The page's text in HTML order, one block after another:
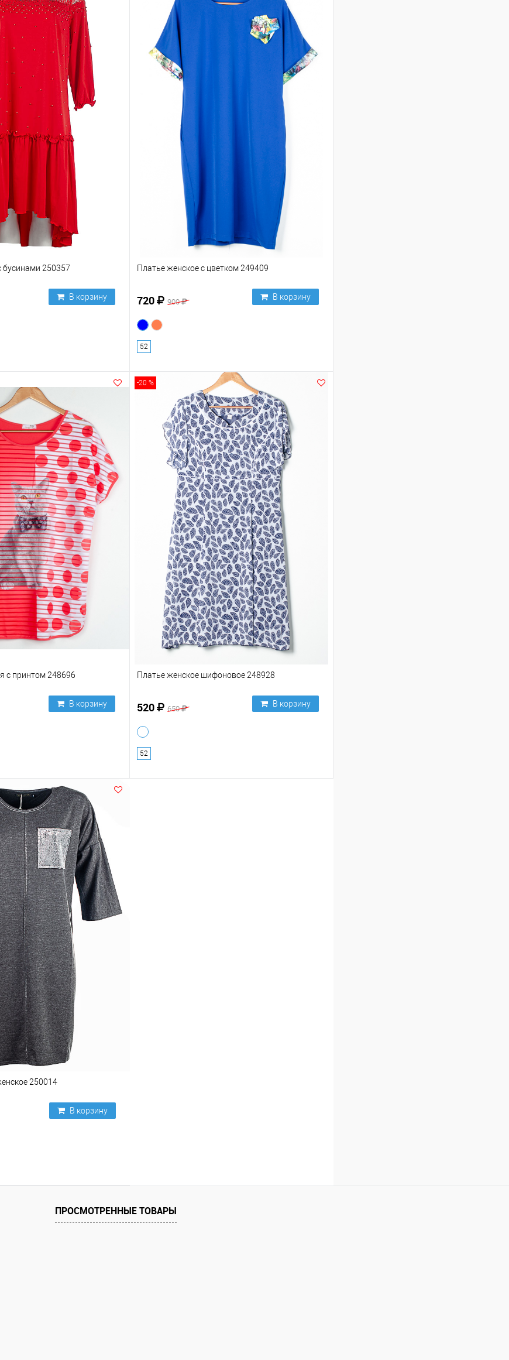
бусинами 250357
В корзину
Платье женское с цветком 249409
720 900
В корзину
52
с принтом 248696
В корзину
-20 %
Платье женское шифоновое 248928
520 650
В корзину
52
250014
В корзину
ПРОСМОТРЕННЫЕ ТОВАРЫ